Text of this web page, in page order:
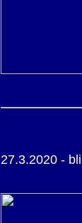
27.3.2020 -